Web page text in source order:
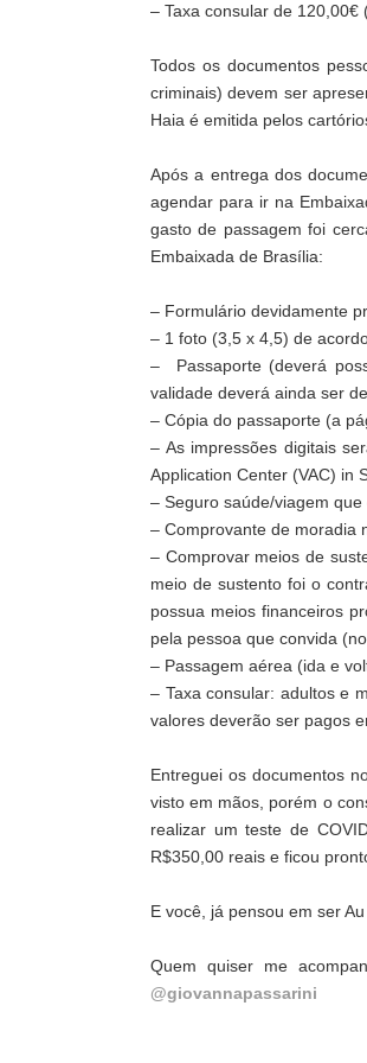
– Taxa consular de 120,00€
Todos os documentos
criminais) devem ser
Haia é emitida pelos
Após a entrega dos
agendar para ir na
gasto de passagem foi
Embaixada de Brasília:
– Formulário devidamente
– 1 foto (3,5 x 4,5) de
– Passaporte (deverá
validade deverá ainda ser
– Cópia do passaporte (a
– As impressões digitais
Application Center (VAC) in
– Seguro saúde/viagem
– Comprovante de moradia
– Comprovar meios de
meio de sustento foi o
possua meios financeiros
pela pessoa que convida
– Passagem aérea (ida e
– Taxa consular: adultos e
valores deverão ser pagos
Entreguei os documentos
visto em mãos, porém o
realizar um teste de
R$350,00 reais e ficou
E você, já pensou em ser
Quem quiser me
@giovannapassarini